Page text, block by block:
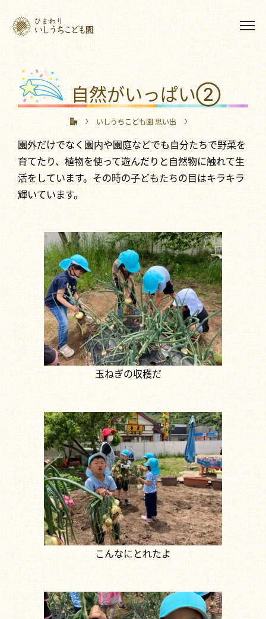
自然がいっぱい②
いしうちこども園 思い出
自然がいっぱい②
園外だけでなく園内や園庭などでも自分たちで野菜を
育てたり、植物を使って遊んだりと自然物に触れて生
活をしています。その時の子どもたちの目はキラキラ
輝いています。
玉ねぎの収穫だ
こんなにとれたよ